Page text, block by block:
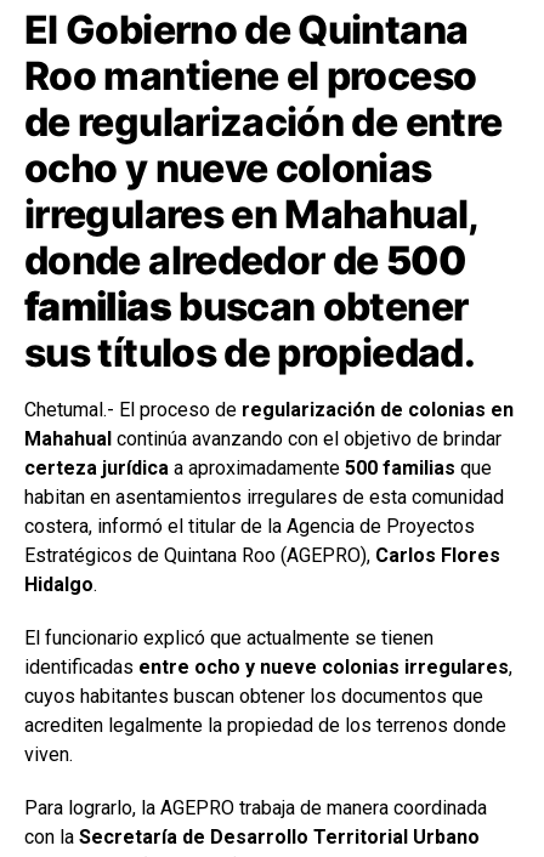
El Gobierno de Quintana
Roo mantiene el proceso
de regularización de entre
ocho y nueve colonias
irregulares en Mahahual,
donde alrededor de500
familiasbuscan obtener
sus títulos de propiedad.
Chetumal.- El proceso de regularización de colonias en
Mahahual continúa avanzando con el objetivo de brindar
certeza jurídica a aproximadamente 500 familias que
habitan en asentamientos irregulares de esta comunidad
costera, informó el titular de la Agencia de Proyectos
Estratégicos de Quintana Roo (AGEPRO), Carlos Flores
Hidalgo.
El funcionario explicó que actualmente se tienen
identificadas entre ocho y nueve colonias irregulares,
cuyos habitantes buscan obtener los documentos que
acrediten legalmente la propiedad de los terrenos donde
viven.
Para lograrlo, la AGEPRO trabaja de manera coordinada
con la Secretaría de Desarrollo Territorial Urbano